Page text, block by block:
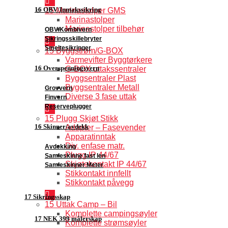
16 OBV/Inntakssikring
OBV/Kombivern
Sikringsskillebryter
Smeltesikringer
16 Overspenningsvern
Grovvern
Finvern
Reserveplugger
16 Skinner/avdekk
Avdekking
Samleskinne fast len
Samleskinner Meter
17 Sikringsskap
17 NEK 399 målerskap
15 Marinastolper GMS
Marinastolper
Marinastolper tilbehør
15 Byggstrøm/G-BOX
Varmevifter Byggtørkere
G-BOX uttakssentraler
Byggsentraler Plast
Byggsentraler Metall
Diverse 3 fase uttak
15 Plugg Skjøt Stikk
Adapter – Fasevender
Apparatinntak
Div. enfase matr.
Plugg IP 44/67
Skjøtekontakt IP 44/67
Stikkontakt innfellt
Stikkontakt påvegg
15 Uttak Camp – Bil
Komplette campingsøyler
Komplette strømsøyler